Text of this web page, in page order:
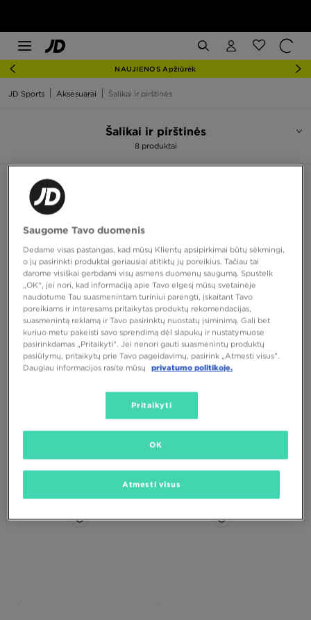
NAUJIENOS Apžiūrėk
JD Sports Aksesuarai Šalikai ir pirštinės
Šalikai ir pirštinės
8 produktai
Rūšiuoti:
FLEECE TG
35,00 €
Saugome Tavo duomenis
Dedame visas pastangas, kad mūsų Klientų apsipirkimai būtų sėkmingi,
o jų pasirinkti produktai geriausiai atitiktų jų poreikius. Tačiau tai
darome visiškai gerbdami visų asmens duomenų saugumą. Spustelk
„OK“, jei nori, kad informaciją apie Tavo elgesį mūsų svetainėje
naudotume Tau suasmenintam turiniui parengti, įskaitant Tavo
poreikiams ir interesams pritaikytas produktų rekomendacijas,
suasmenintą reklamą ir Tavo pasirinktų nuostatų įsiminimą. Gali bet
kuriuo metu pakeisti savo sprendimą dėl slapukų ir nustatymuose
pasirinkdamas „Pritaikyti“. Jei nenori gauti suasmenintų produktų
pasiūlymų, pritaikytų prie Tavo pageidavimų, pasirink „Atmesti visus”.
Daugiau informacijos rasite mūsų
privatumo politikoje.
Pritaikyti
Atmesti visus
OK